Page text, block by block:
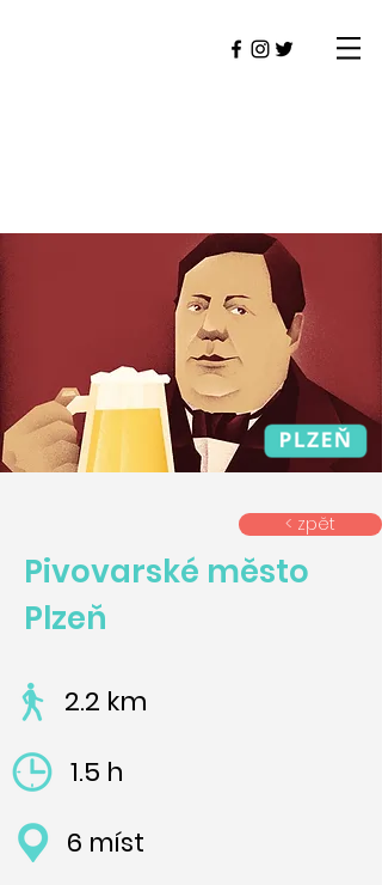
< zpět
Pivovarské město
Plzeň
2.2 km
1.5 h
6 míst